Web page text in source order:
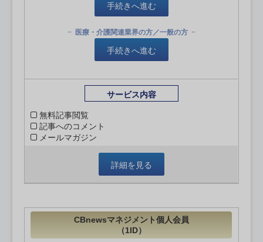
手続きへ進む
医療・介護関連業界の方／一般の方
手続きへ進む
サービス内容
無料記事閲覧
記事へのコメント
メールマガジン
詳細を見る
CBnewsマネジメント個人会員
（1ID）